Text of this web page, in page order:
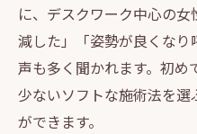
に、デスクワーク中心の
減した」「姿勢が良くな
声も多く聞かれます。初
少ないソフトな施術法を
ができます。